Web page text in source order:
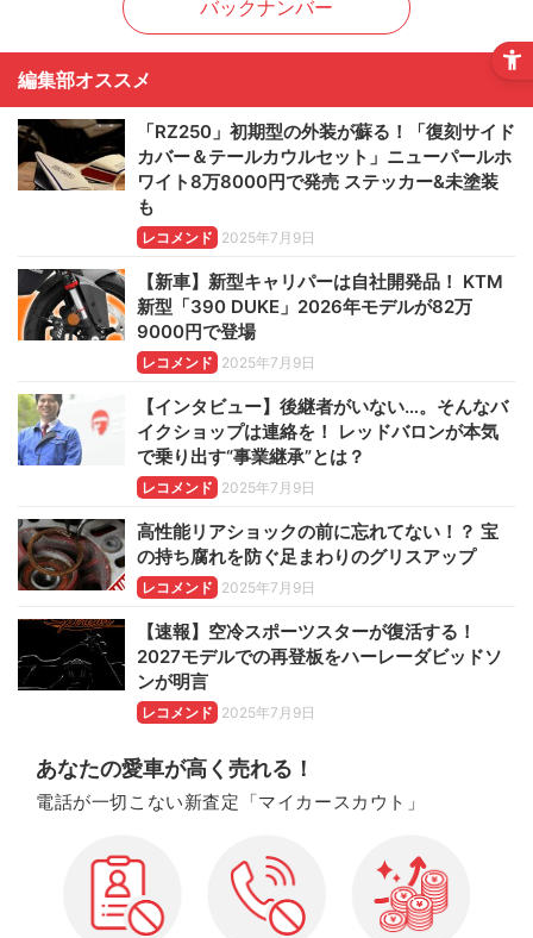
バックナンバー
編集部オススメ
「RZ250」初期型の外装が蘇る！「復刻サイド
カバー＆テールカウルセット」ニューパールホ
ワイト8万8000円で発売 ステッカー&未塗装
も
レコメンド 2025年7月9日
【新車】新型キャリパーは自社開発品！ KTM
新型「390 DUKE」2026年モデルが82万
9000円で登場
レコメンド 2025年7月9日
【インタビュー】後継者がいない…。そんなバ
イクショップは連絡を！ レッドバロンが本気
で乗り出す“事業継承”とは？
レコメンド 2025年7月9日
高性能リアショックの前に忘れてない！？ 宝
の持ち腐れを防ぐ足まわりのグリスアップ
レコメンド 2025年7月9日
【速報】空冷スポーツスターが復活する！
2027モデルでの再登板をハーレーダビッドソ
ンが明言
レコメンド 2025年7月9日
あなたの愛車が高く売れる！
電話が一切こない新査定「マイカースカウト」